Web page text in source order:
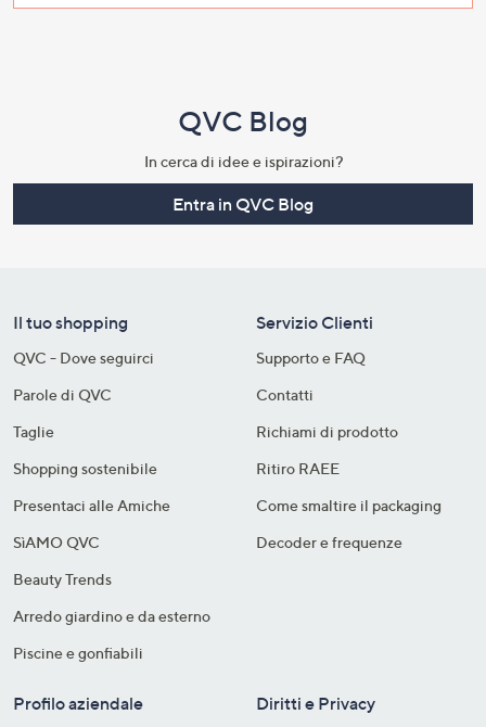
QVC Blog
In cerca di idee e ispirazioni?
Entra in QVC Blog
Il tuo shopping
QVC - Dove seguirci
Parole di QVC
Taglie
Shopping sostenibile​
Presentaci alle Amiche
SìAMO QVC
Beauty Trends
Arredo giardino e da esterno
Piscine e gonfiabili
Servizio Clienti
Supporto e FAQ
Contatti
Richiami di prodotto
Ritiro RAEE
Come smaltire il packaging​
Decoder e frequenze​
Profilo aziendale Diritti e Privacy